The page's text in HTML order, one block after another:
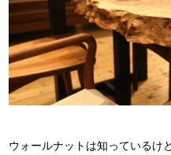
ウォールナットは知っているけ